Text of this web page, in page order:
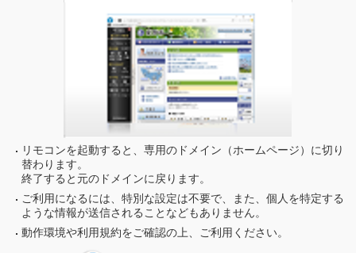
リモコンを起動すると、専用のドメイン（ホームページ）に切り
替わります。
終了すると元のドメインに戻ります。
ご利用になるには、特別な設定は不要で、また、個人を特定する
ような情報が送信されることなどもありません。
動作環境や利用規約をご確認の上、ご利用ください。